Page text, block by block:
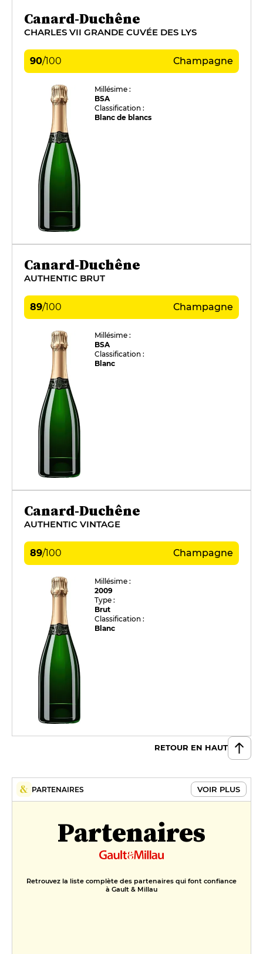
Canard-Duchêne
CHARLES VII GRANDE CUVÉE DES LYS
90/100 Champagne
Millésime :
BSA
Classification :
Blanc de blancs
Canard-Duchêne
AUTHENTIC BRUT
89/100 Champagne
Millésime :
BSA
Classification :
Blanc
Canard-Duchêne
AUTHENTIC VINTAGE
89/100 Champagne
Millésime :
2009
Type :
Brut
Classification :
Blanc
RETOUR EN HAUT
PARTENAIRES VOIR PLUS
Partenaires
Retrouvez la liste complète des partenaires qui font confiance
à Gault & Millau